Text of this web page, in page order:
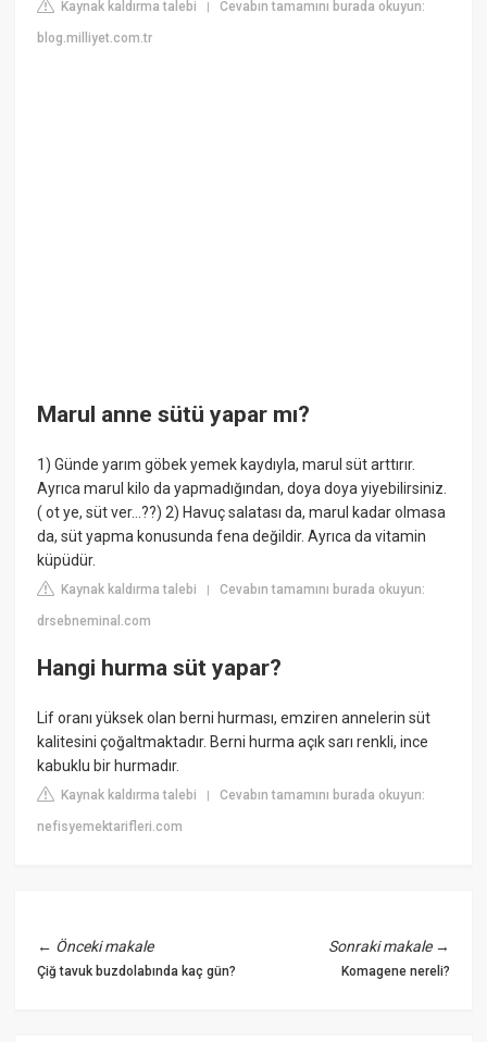
Kaynak kaldırma talebi |Cevabın tamamını burada okuyun:
blog.milliyet.com.tr
Marul anne sütü yapar mı?
1) Günde yarım göbek yemek kaydıyla, marul süt arttırır.
Ayrıca marul kilo da yapmadığından, doya doya yiyebilirsiniz.
( ot ye, süt ver…??) 2) Havuç salatası da, marul kadar olmasa
da, süt yapma konusunda fena değildir. Ayrıca da vitamin
küpüdür.
Kaynak kaldırma talebi |Cevabın tamamını burada okuyun:
drsebneminal.com
Hangi hurma süt yapar?
Lif oranı yüksek olan berni hurması, emziren annelerin süt
kalitesini çoğaltmaktadır. Berni hurma açık sarı renkli, ince
kabuklu bir hurmadır.
Kaynak kaldırma talebi |Cevabın tamamını burada okuyun:
nefisyemektarifleri.com
← Önceki makale
Çiğ tavuk buzdolabında kaç gün?
Sonraki makale→
Komagene nereli?